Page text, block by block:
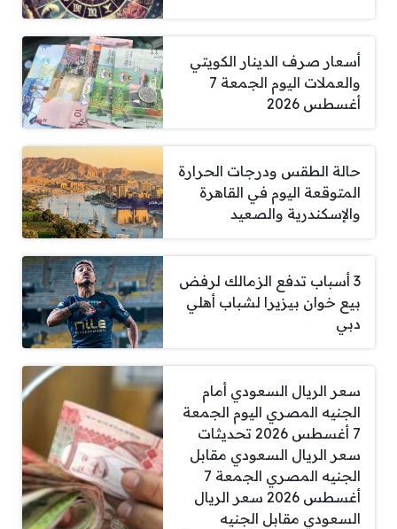
أسعار صرف الدينار الكويتي
والعملات اليوم الجمعة 7
أغسطس 2026
حالة الطقس ودرجات الحرارة
المتوقعة اليوم في القاهرة
والإسكندرية والصعيد
3 أسباب تدفع الزمالك لرفض
بيع خوان بيزيرا لشباب أهلي
دبي
سعر الريال السعودي أمام
الجنيه المصري اليوم الجمعة
7 أغسطس 2026 تحديثات
سعر الريال السعودي مقابل
الجنيه المصري الجمعة 7
أغسطس 2026 سعر الريال
السعودي مقابل الجنيه